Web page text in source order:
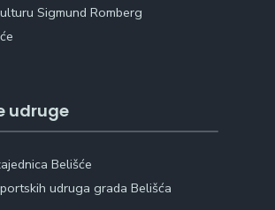
Sigmund Romberg
udruge
Belišće
udruga grada Belišća